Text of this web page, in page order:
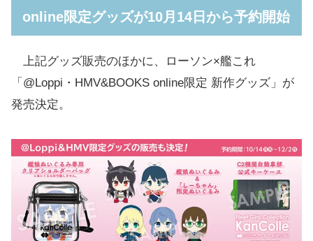
online限定グッズが10月14日から予約開始
上記グッズ販売のほかに、ローソン×艦これ
「@Loppi・HMV&BOOKS online限定 新作グッズ」が
発売決定。